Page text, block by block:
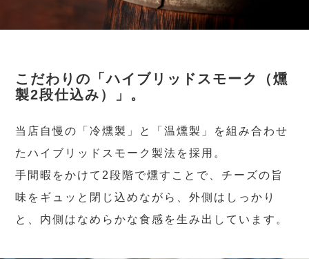
こだわりの「ハイブリッドスモーク（燻
製2段仕込み）」。
当店自慢の「冷燻製」と「温燻製」を組み合わせ
たハイブリッドスモーク製法を採用。
手間暇をかけて2段階で燻すことで、チーズの旨
味をギュッと閉じ込めながら、外側はしっかり
と、内側はなめらかな食感を生み出しています。